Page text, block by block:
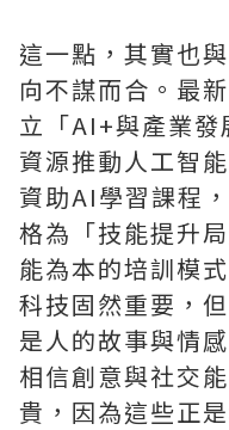
這一點，其實也
向不謀而合。最
立「AI+與產業發
資源推動人工智
資助AI學習課程
格為「技能提升
能為本的培訓模式
科技固然重要，
是人的故事與情
相信創意與社交
貴，因為這些正